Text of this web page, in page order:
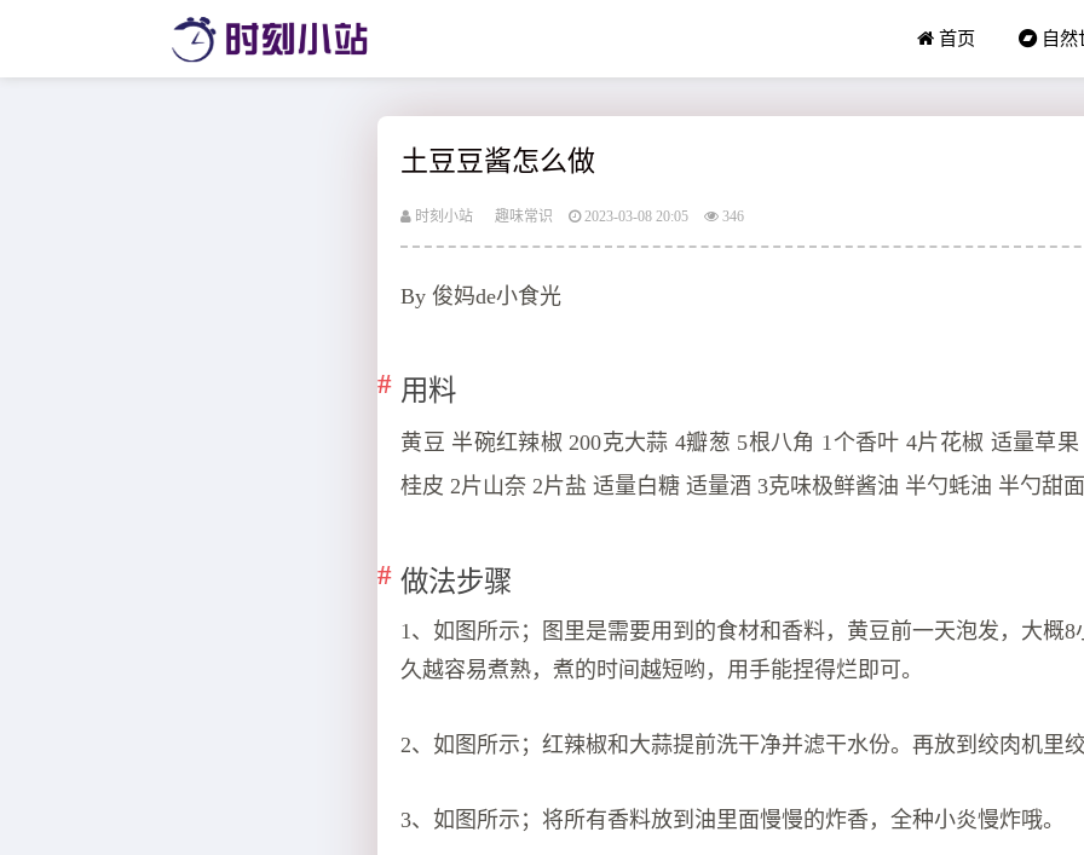
首页 自然
土豆豆酱怎么做
时刻小站 趣味常识 2023-03-08 20:05 346
By 俊妈de小食光
用料
黄豆 半碗红辣椒 200克大蒜 4瓣葱 5根八角 1个香叶 4片花椒 适量草
桂皮 2片山奈 2片盐 适量白糖 适量酒 3克味极鲜酱油 半勺蚝油 半勺甜
做法步骤
1、如图所示；图里是需要用到的食材和香料，黄豆前一天泡发，大概8
久越容易煮熟，煮的时间越短哟，用手能捏得烂即可。
2、如图所示；红辣椒和大蒜提前洗干净并滤干水份。再放到绞肉机里
3、如图所示；将所有香料放到油里面慢慢的炸香，全种小炎慢炸哦。